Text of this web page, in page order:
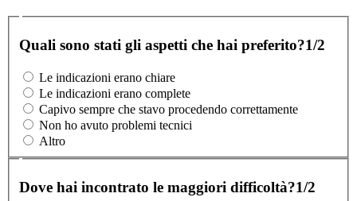
Quali sono stati gli aspetti che hai preferito?1/2
Le indicazioni erano chiare
Le indicazioni erano complete
Capivo sempre che stavo procedendo correttamente
Non ho avuto problemi tecnici
Altro
Dove hai incontrato le maggiori difficoltà?1/2